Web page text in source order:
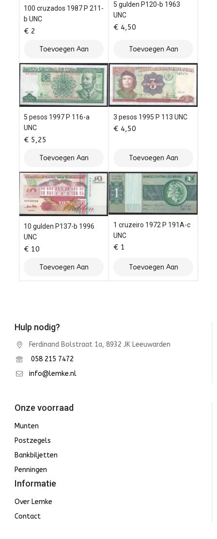
100 cruzados 1987 P 211-
b UNC
€ 2
Toevoegen Aan
Winkelwagen
5 gulden P120-b 1963
UNC
€ 4,50
Toevoegen Aan
Winkelwagen
5 pesos 1997 P 116-a
UNC
€ 5,25
Toevoegen Aan
Winkelwagen
3 pesos 1995 P 113 UNC
€ 4,50
Toevoegen Aan
Winkelwagen
10 gulden P137-b 1996
UNC
€ 10
Toevoegen Aan
Winkelwagen
1 cruzeiro 1972 P 191A-c
UNC
€ 1
Toevoegen Aan
Winkelwagen
Hulp nodig?
Ferdinand Bolstraat 1a, 8932 JK Leeuwarden
058 215 7472
info@lemke.nl
Onze voorraad
Munten
Postzegels
Bankbiljetten
Penningen
Informatie
Over Lemke
Contact